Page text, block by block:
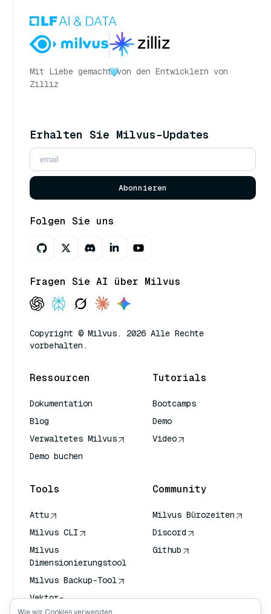
Mit Liebe gemacht von den Entwicklern von
Zilliz
Erhalten Sie Milvus-Updates
Abonnieren
Folgen Sie uns
Fragen Sie AI über Milvus
Copyright © Milvus. 2026 Alle Rechte
vorbehalten.
Ressourcen
Dokumentation
Blog
Verwaltetes Milvus
Demo buchen
Tutorials
Bootcamps
Demo
Video
Tools
Attu
Milvus CLI
Milvus
Dimensionierungstool
Milvus Backup-Tool
Vektor-
Transportdienst
Community
Milvus Bürozeiten
Discord
Github